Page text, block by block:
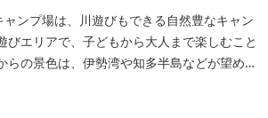
ンプ場は、川遊びもできる自然豊なキャン
びエリアで、子どもから大人まで楽しむこと
らの景色は、伊勢湾や知多半島などが望めま